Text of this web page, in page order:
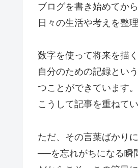
ブログを書き始めてか
日々の生活や考えを整
数字を使って将来を描
自分のための記録とい
つことができています。
こうして記事を重ねて
ただ、その言葉ばかり
──を忘れがちになる瞬